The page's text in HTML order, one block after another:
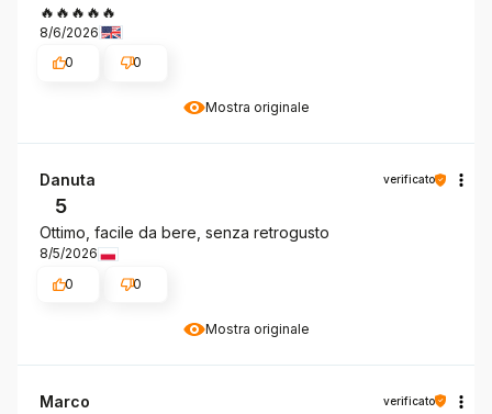
Mostra originale
🔥🔥🔥🔥🔥
8/6/2026
0
0
Mostra originale
Danuta verificato
5
Ottimo, facile da bere, senza retrogusto
8/5/2026
0
0
Marco verificato